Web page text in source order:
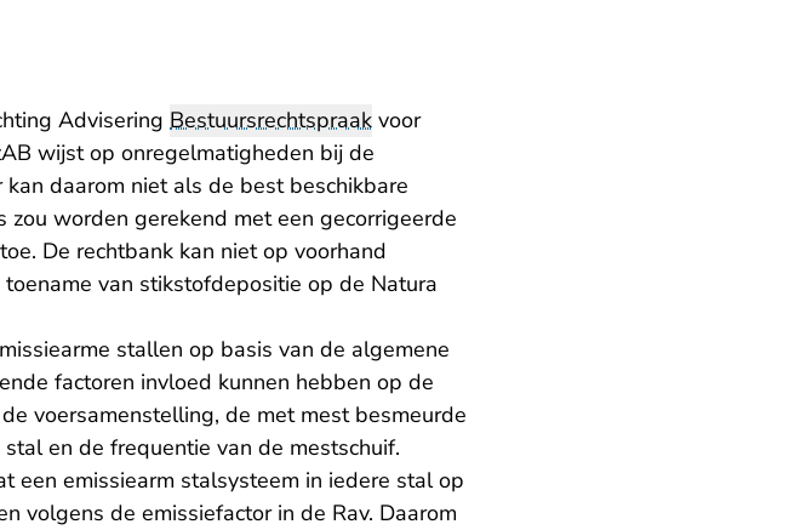
Advisering Bestuursrechtspraak voor
wijst op onregelmatigheden bij de
daarom niet als de best beschikbare
worden gerekend met een gecorrigeerde
De rechtbank kan niet op voorhand
van stikstofdepositie op de Natura
stallen op basis van de algemene
factoren invloed kunnen hebben op de
voersamenstelling, de met mest besmeurde
en de frequentie van de mestschuif.
een emissiearm stalsysteem in iedere stal op
volgens de emissiefactor in de Rav. Daarom